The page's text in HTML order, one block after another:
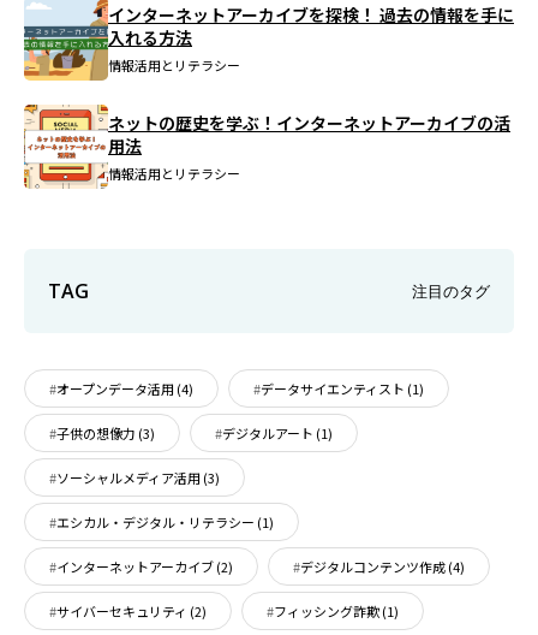
インターネットアーカイブを探検！ 過去の情報を手に
入れる方法
情報活用とリテラシー
ネットの歴史を学ぶ！インターネットアーカイブの活
用法
情報活用とリテラシー
TAG 注目のタグ
オープンデータ活用 (4) データサイエンティスト (1)
子供の想像力 (3) デジタルアート (1)
ソーシャルメディア活用 (3)
エシカル・デジタル・リテラシー (1)
インターネットアーカイブ(2) デジタルコンテンツ作成(4)
サイバーセキュリティ (2) フィッシング詐欺(1)